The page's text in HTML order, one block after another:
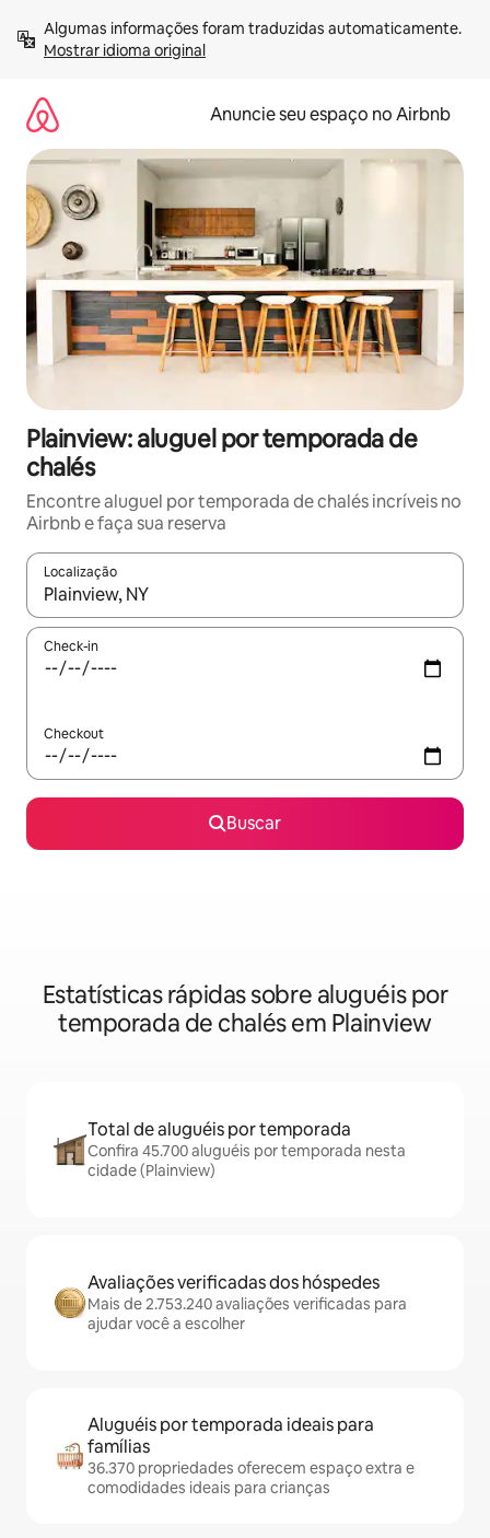
para
Mostrar idioma original
Anuncie seu espaço no Airbnb
Plainview: aluguel por temporada de
chalés
Encontre aluguel por temporada de chalés incríveis no
Airbnb e faça sua reserva
Localização
Quando os resultados estiverem disponíveis, explore-os
Check-in
Checkout
Buscar
Estatísticas rápidas sobre aluguéis por
temporada de chalés em Plainview
Total de aluguéis por temporada
Confira 45.700 aluguéis por temporada nesta
cidade (Plainview)
Avaliações verificadas dos hóspedes
Mais de 2.753.240 avaliações verificadas para
ajudar você a escolher
Aluguéis por temporada ideais para
famílias
36.370 propriedades oferecem espaço extra e
comodidades ideais para crianças